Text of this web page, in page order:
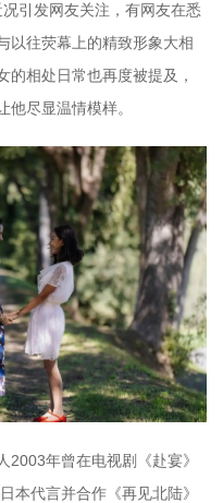
引发网友关注，有网友在悉
以往荧幕上的精致形象大相
的相处日常也再度被提及，
尽显温情模样。
年曾在电视剧《赴宴》
本代言并合作《再见北陆》